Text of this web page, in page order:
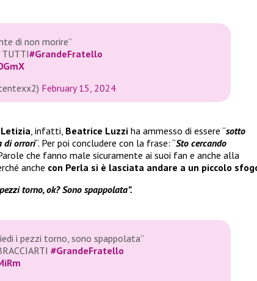
di non morire”
TUTTI#GrandeFratello
February 15, 2024
Letizia , infatti, Beatrice Luzzi ha ammesso di essere “sotto
di orrori“. Per poi concludere con la frase: “Sto cercando
che fanno male sicuramente ai suoi fan e anche alla
anche con Perla si è lasciata andare a un piccolo
torno, ok? Sono spappolata”.
i pezzi torno, sono spappolata”
#GrandeFratello